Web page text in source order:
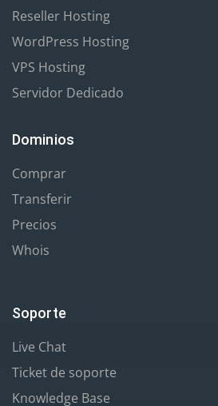
Reseller Hosting
WordPress Hosting
VPS Hosting
Servidor Dedicado
Dominios
Comprar
Transferir
Precios
Whois
Soporte
Live Chat
Ticket de soporte
Knowledge Base